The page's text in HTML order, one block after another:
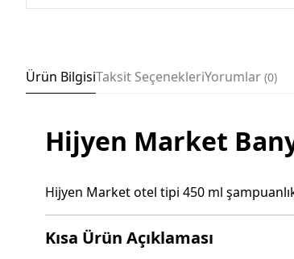
Ürün BilgisiTaksit SeçenekleriYorumlar 0
Hijyen Market
Hijyen Market otel tipi 450 ml
Kısa Ürün Açıklaması